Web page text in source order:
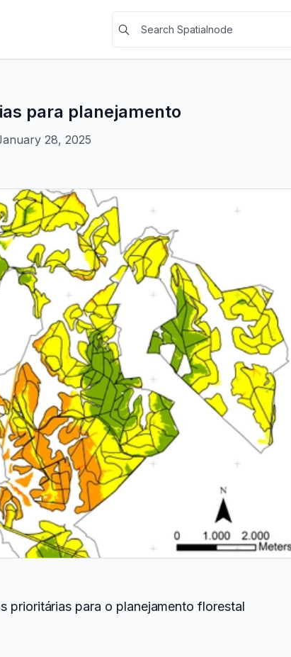
para planejamento
28, 2025
prioritárias para o planejamento florestal